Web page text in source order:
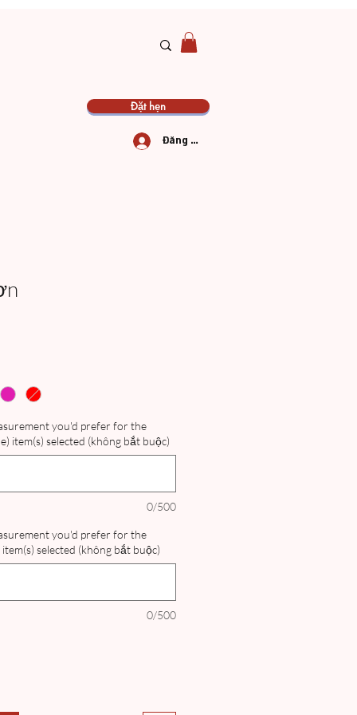
Đặt hẹn
Đăng nhập
you'd prefer for the
item(s) selected (không bắt buộc)
0/500
you'd prefer for the
selected (không bắt buộc)
0/500